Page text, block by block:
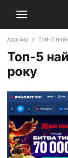
додому Топ-5
Топ-5
року